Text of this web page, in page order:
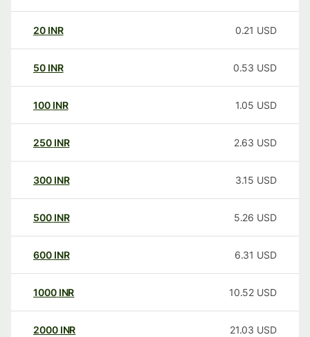
20 INR 0.21 USD
50 INR 0.53 USD
100 INR 1.05 USD
250 INR 2.63 USD
300 INR 3.15 USD
500 INR 5.26 USD
600 INR 6.31 USD
1000 INR 10.52 USD
2000 INR 21.03 USD